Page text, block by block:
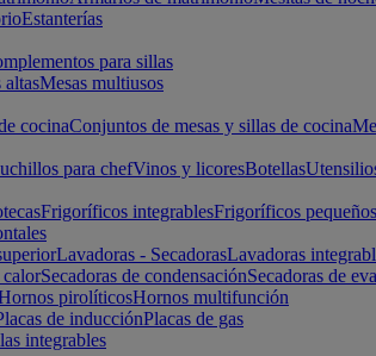
Estanterías
para sillas
altasMesas multiusos
cocinaConjuntos de mesas y sillas de cocina
para chefVinos y licoresBotellas
Frigoríficos integrablesFrigoríficos pequeños
Lavadoras - SecadorasLavadoras
calorSecadoras de condensaciónSecadoras de
pirolíticosHornos multifunción
de inducciónPlacas de gas
integrables